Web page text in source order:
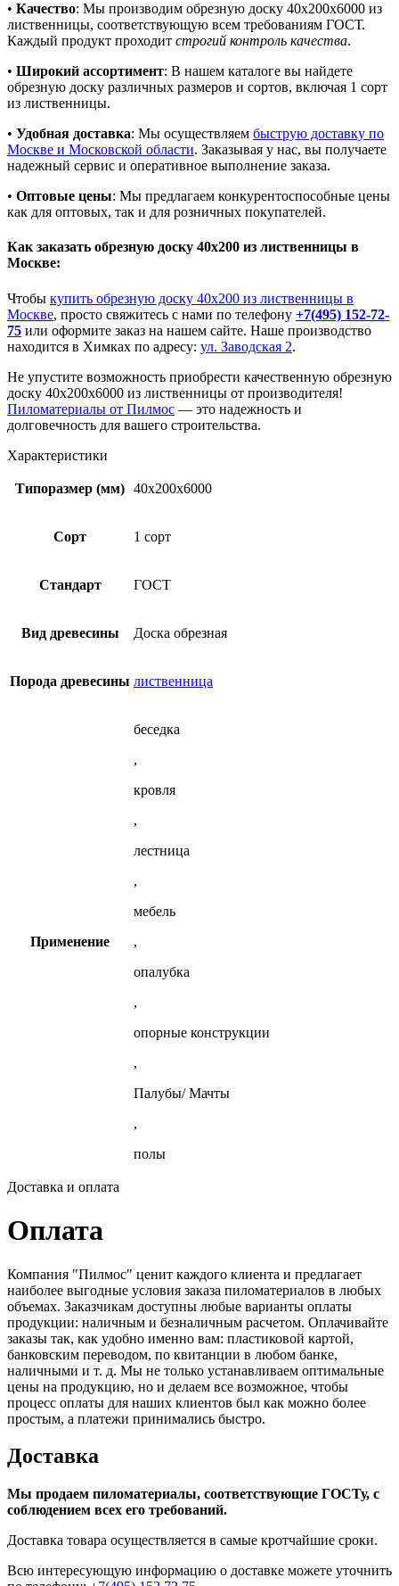
• Качество: Мы производим обрезную доску 40х200х6000 из
лиственницы, соответствующую всем требованиям ГОСТ.
Каждый продукт проходит строгий контроль качества.
• Широкий ассортимент: В нашем каталоге вы найдете
обрезную доску различных размеров и сортов, включая 1 сорт
из лиственницы.
• Удобная доставка: Мы осуществляем быструю доставку по
Москве и Московской области. Заказывая у нас, вы получаете
надежный сервис и оперативное выполнение заказа.
• Оптовые цены: Мы предлагаем конкурентоспособные цены
как для оптовых, так и для розничных покупателей.
Как заказать обрезную доску 40х200 из лиственницы в
Москве:
Чтобы купить обрезную доску 40х200 из лиственницы в
Москве, просто свяжитесь с нами по телефону +7(495) 152-72-
75 или оформите заказ на нашем сайте. Наше производство
находится в Химках по адресу: ул. Заводская 2.
Не упустите возможность приобрести качественную обрезную
доску 40х200х6000 из лиственницы от производителя!
Пиломатериалы от Пилмос — это надежность и
долговечность для вашего строительства.
Характеристики
Типоразмер (мм) 40x200x6000
Сорт 1 сорт
Стандарт ГОСТ
Вид древесины Доска обрезная
Порода древесины лиственница
Применение
беседка
,
кровля
,
лестница
,
мебель
,
опалубка
,
опорные конструкции
,
Палубы/ Мачты
,
полы
Доставка и оплата
Оплата
Компания "Пилмос" ценит каждого клиента и предлагает
наиболее выгодные условия заказа пиломатериалов в любых
объемах. Заказчикам доступны любые варианты оплаты
продукции: наличным и безналичным расчетом. Оплачивайте
заказы так, как удобно именно вам: пластиковой картой,
банковским переводом, по квитанции в любом банке,
наличными и т. д. Мы не только устанавливаем оптимальные
цены на продукцию, но и делаем все возможное, чтобы
процесс оплаты для наших клиентов был как можно более
простым, а платежи принимались быстро.
Доставка
Мы продаем пиломатериалы, соответствующие ГОСТу, с
соблюдением всех его требований.
Доставка товара осуществляется в самые кротчайшие сроки.
Всю интересующую информацию о доставке можете уточнить